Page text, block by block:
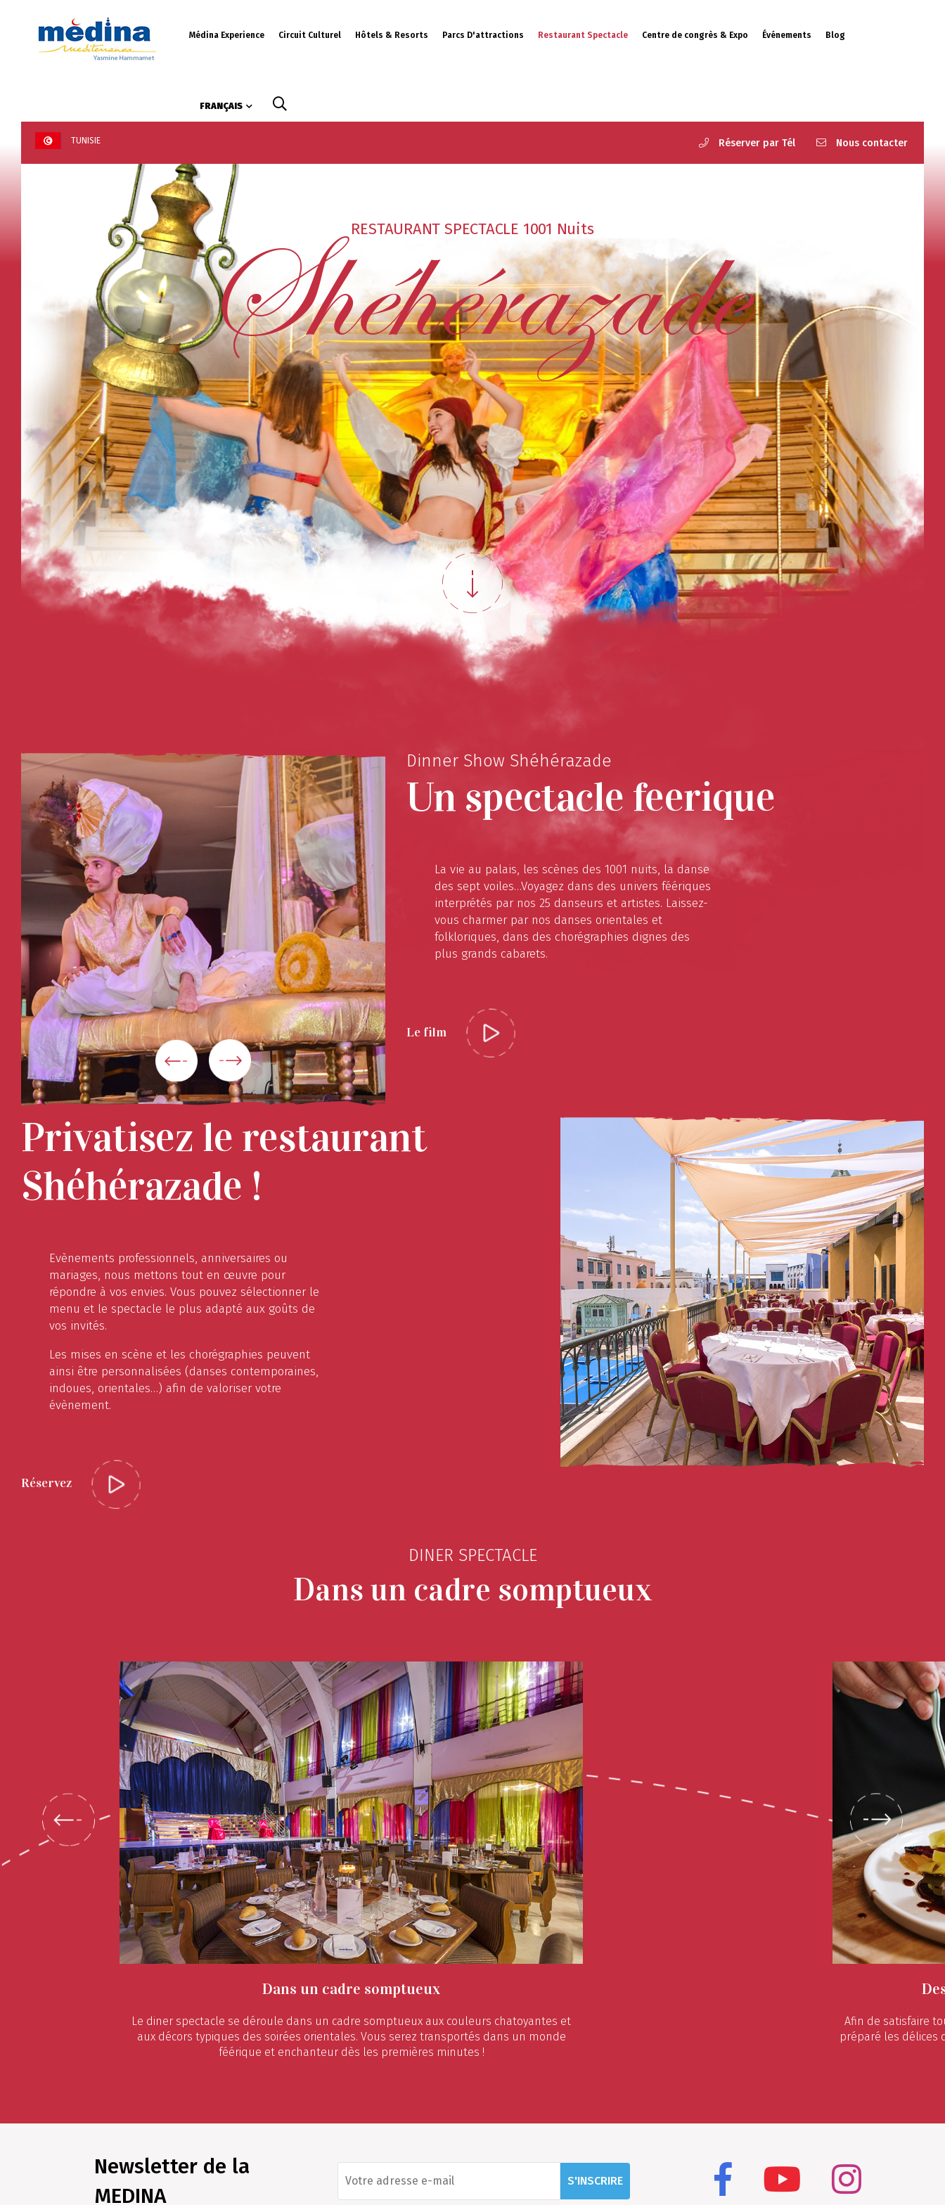
Médina Experience Circuit Culturel Hôtels & Resorts Parcs D'attractions Restaurant Spectacle Centre de congrès & Expo Événements Blog
FRANÇAIS
TUNISIE Réserver par Tél Nous contacter
RESTAURANT SPECTACLE 1001 Nuits
Shéhérazade
Dinner Show Shéhérazade
Un spectacle feerique
La vie au palais, les scènes des 1001 nuits, la danse
des sept voiles…Voyagez dans des univers féériques
interprétés par nos 25 danseurs et artistes. Laissez-
vous charmer par nos danses orientales et
folkloriques, dans des chorégraphies dignes des
plus grands cabarets.
Le film
prev next
Privatisez le restaurant
Shéhérazade !
Evènements professionnels, anniversaires ou
mariages, nous mettons tout en œuvre pour
répondre à vos envies. Vous pouvez sélectionner le
menu et le spectacle le plus adapté aux goûts de
vos invités.
Les mises en scène et les chorégraphies peuvent
ainsi être personnalisées (danses contemporaines,
indoues, orientales…) afin de valoriser votre
évènement.
Réservez
DINER SPECTACLE
Dans un cadre somptueux
Dans un cadre somptueux
Le diner spectacle se déroule dans un cadre somptueux aux couleurs chatoyantes et
aux décors typiques des soirées orientales. Vous serez transportés dans un monde
féérique et enchanteur dès les premières minutes !
Afin de satisfaire
préparé les délices
Newsletter de la
MEDINA
S'INSCRIRE